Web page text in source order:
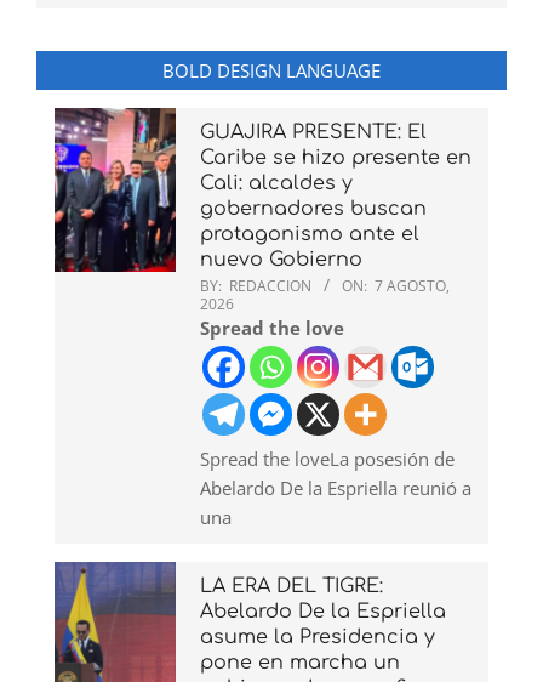
BOLD DESIGN LANGUAGE
GUAJIRA PRESENTE: El
Caribe se hizo presente en
Cali: alcaldes y
gobernadores buscan
protagonismo ante el
nuevo Gobierno
BY: REDACCION ON: 7 AGOSTO,
2026
Spread the love
Spread the loveLa posesión de
Abelardo De la Espriella reunió a
una
LA ERA DEL TIGRE:
Abelardo De la Espriella
asume la Presidencia y
pone en marcha un